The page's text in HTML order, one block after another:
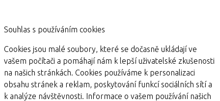
Souhlas s používáním cookies
Cookies jsou malé soubory, které se dočasně ukládají ve
vašem počítači a pomáhají nám k lepší uživatelské zkušenosti
na našich stránkách. Cookies používáme k personalizaci
obsahu stránek a reklam, poskytování funkcí sociálních sítí a
k analýze návštěvnosti. Informace o vašem používání našich